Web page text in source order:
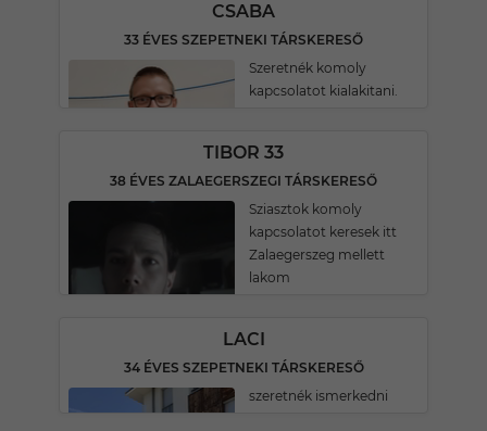
CSABA
33 ÉVES SZEPETNEKI TÁRSKERESŐ
Szeretnék komoly
kapcsolatot kialakitani.
TIBOR 33
38 ÉVES ZALAEGERSZEGI TÁRSKERESŐ
Sziasztok komoly
kapcsolatot keresek itt
Zalaegerszeg mellett
lakom
LACI
34 ÉVES SZEPETNEKI TÁRSKERESŐ
szeretnék ismerkedni